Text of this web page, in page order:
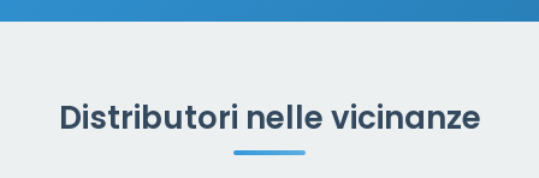
Distributori nelle vicinanze